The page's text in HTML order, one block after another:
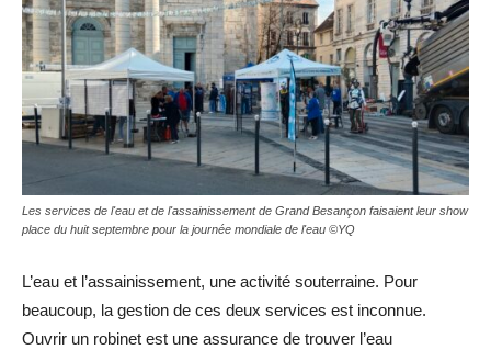
Les services de l'eau et de l'assainissement de Grand Besançon faisaient leur show
place du huit septembre pour la journée mondiale de l'eau ©YQ
L’eau et l’assainissement, une activité souterraine. Pour
beaucoup, la gestion de ces deux services est inconnue.
Ouvrir un robinet est une assurance de trouver l’eau